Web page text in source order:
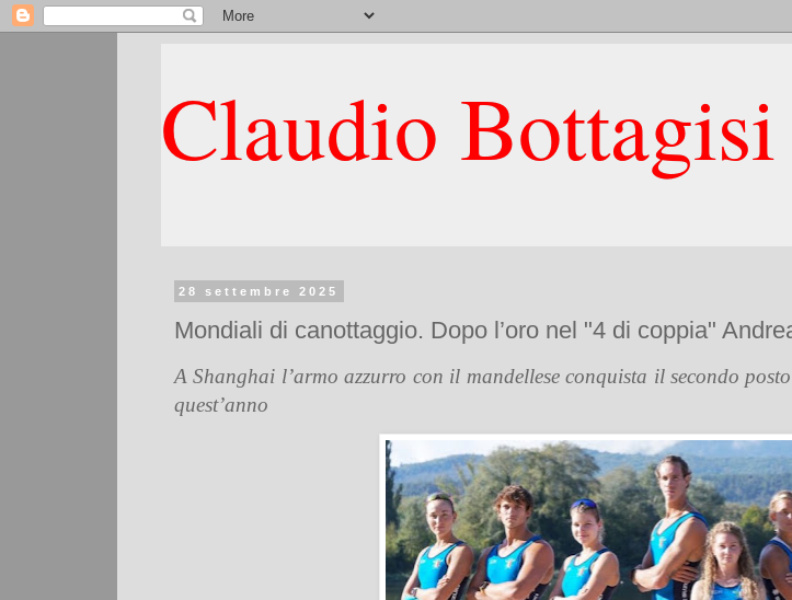
Claudio Bottagisi
28 settembre 2025
Mondiali di canottaggio. Dopo l’oro nel "4 di coppia"
A Shanghai l’armo azzurro con il mandellese conquista il secondo
quest’anno